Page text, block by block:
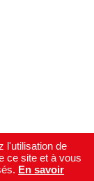
l'utilisation de
ce site et à vous
En savoir